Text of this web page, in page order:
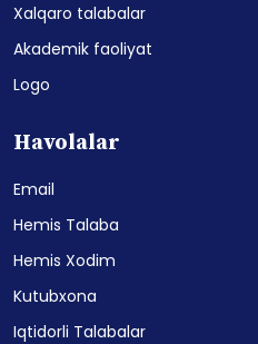
Xalqaro talabalar
Akademik faoliyat
Logo
Havolalar
Email
Hemis Talaba
Hemis Xodim
Kutubxona
Iqtidorli Talabalar